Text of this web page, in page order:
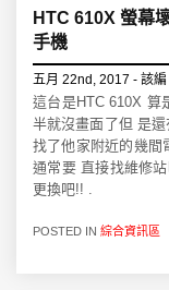
HTC 610X 螢幕
手機
五月 22nd, 2017 - 該編
這台是HTC 610X 算
半就沒畫面了但 是
找了他家附近的幾間
通常要 直接找維修
更換吧!! .
POSTED IN 綜合資訊區